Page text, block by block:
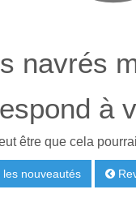
navrés
à
être que cela
les nouveautés